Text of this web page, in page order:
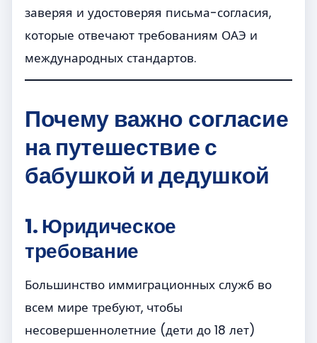
заверяя и удостоверяя письма-согласия,
которые отвечают требованиям ОАЭ и
международных стандартов.
Почему важно согласие
на путешествие с
бабушкой и дедушкой
1. Юридическое
требование
Большинство иммиграционных служб во
всем мире требуют, чтобы
несовершеннолетние (дети до 18 лет)